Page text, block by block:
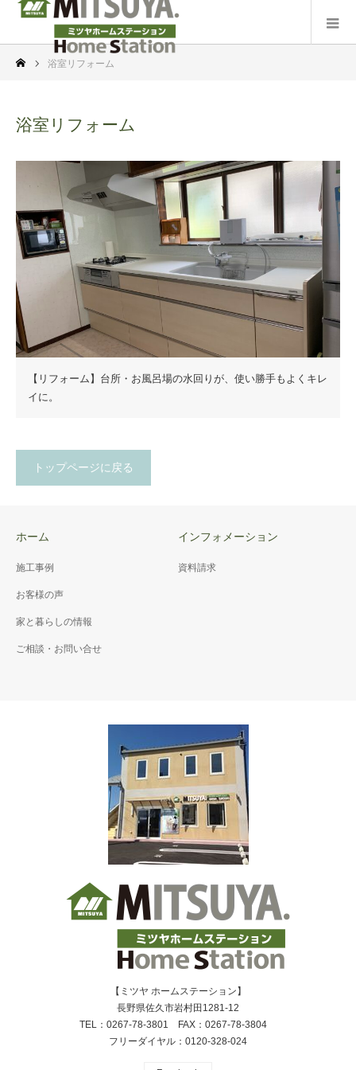
浴室リフォーム
浴室リフォーム
【リフォーム】台所・お風呂場の水回りが、使い勝手もよくキレ
イに。
トップページに戻る
ホーム
施工事例
お客様の声
家と暮らしの情報
ご相談・お問い合せ
インフォメーション
資料請求
【ミツヤ ホームステーション】
長野県佐久市岩村田1281-12
TEL：0267-78-3801 FAX：0267-78-3804
フリーダイヤル：0120-328-024